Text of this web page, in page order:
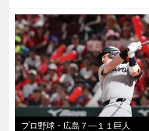
プロ野球・広島７―１１巨人